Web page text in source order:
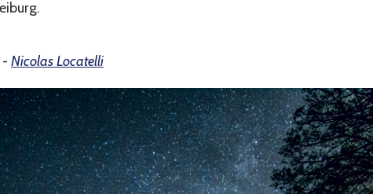
- Nicolas Locatelli